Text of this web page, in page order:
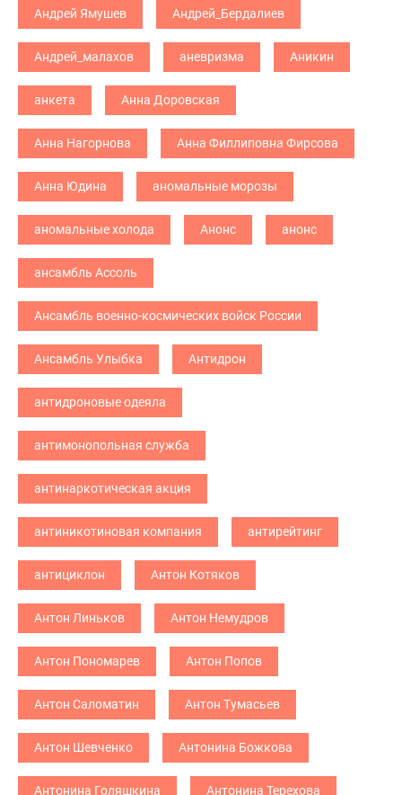
Андрей Ямушев Андрей_Бердалиев
Андрей_малахов аневризма Аникин
анкета Анна Доровская
Анна Нагорнова Анна Филлиповна Фирсова
Анна Юдина аномальные морозы
аномальные холода Анонс анонс
ансамбль Ассоль
Ансамбль военно-космических войск России
Ансамбль Улыбка Антидрон
антидроновые одеяла
антимонопольная служба
антинаркотическая акция
антиникотиновая компания антирейтинг
антициклон Антон Котяков
Антон Линьков Антон Немудров
Антон Пономарев Антон Попов
Антон Саломатин Антон Тумасьев
Антон Шевченко Антонина Божкова
Антонина Голяшкина Антонина Терехова